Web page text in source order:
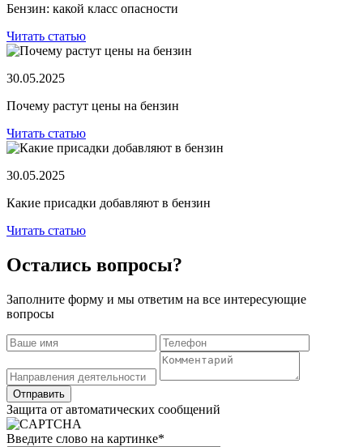
Бензин: какой класс опасности
Читать статью
30.05.2025
Почему растут цены на бензин
Читать статью
30.05.2025
Какие присадки добавляют в бензин
Читать статью
Остались вопросы?
Заполните форму и мы ответим на все интересующие
вопросы
Защита от автоматических сообщений
Введите слово на картинке*